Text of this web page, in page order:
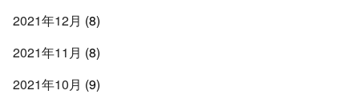
2021年12月 (8)
2021年11月 (8)
2021年10月 (9)